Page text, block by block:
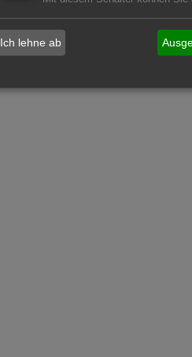
Ich lehne ab